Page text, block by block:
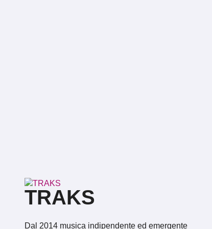
TRAKS
Dal 2014 musica indipendente ed emergente